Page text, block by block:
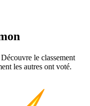
le classement
les autres ont voté.